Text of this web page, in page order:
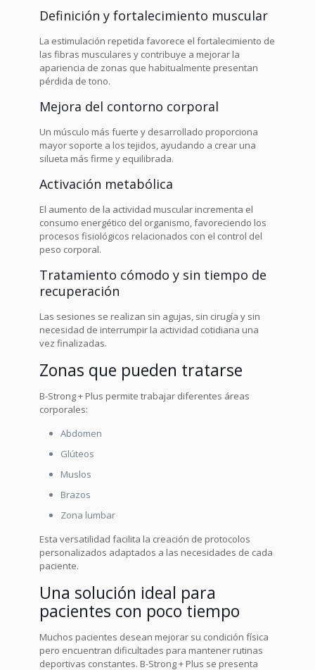
Definición y fortalecimiento muscular
La estimulación repetida favorece el fortalecimiento de
las fibras musculares y contribuye a mejorar la
apariencia de zonas que habitualmente presentan
pérdida de tono.
Mejora del contorno corporal
Un músculo más fuerte y desarrollado proporciona
mayor soporte a los tejidos, ayudando a crear una
silueta más firme y equilibrada.
Activación metabólica
El aumento de la actividad muscular incrementa el
consumo energético del organismo, favoreciendo los
procesos fisiológicos relacionados con el control del
peso corporal.
Tratamiento cómodo y sin tiempo de
recuperación
Las sesiones se realizan sin agujas, sin cirugía y sin
necesidad de interrumpir la actividad cotidiana una
vez finalizadas.
Zonas que pueden tratarse
B-Strong + Plus permite trabajar diferentes áreas
corporales:
Abdomen
Glúteos
Muslos
Brazos
Zona lumbar
Esta versatilidad facilita la creación de protocolos
personalizados adaptados a las necesidades de cada
paciente.
Una solución ideal para
pacientes con poco tiempo
Muchos pacientes desean mejorar su condición física
pero encuentran dificultades para mantener rutinas
deportivas constantes. B-Strong + Plus se presenta